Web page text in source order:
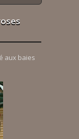
aux baies